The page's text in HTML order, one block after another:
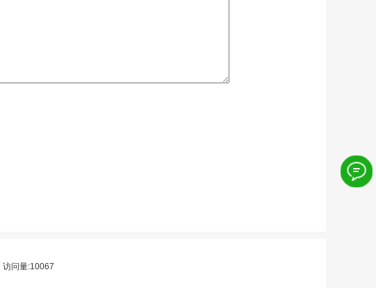
访问量:10067